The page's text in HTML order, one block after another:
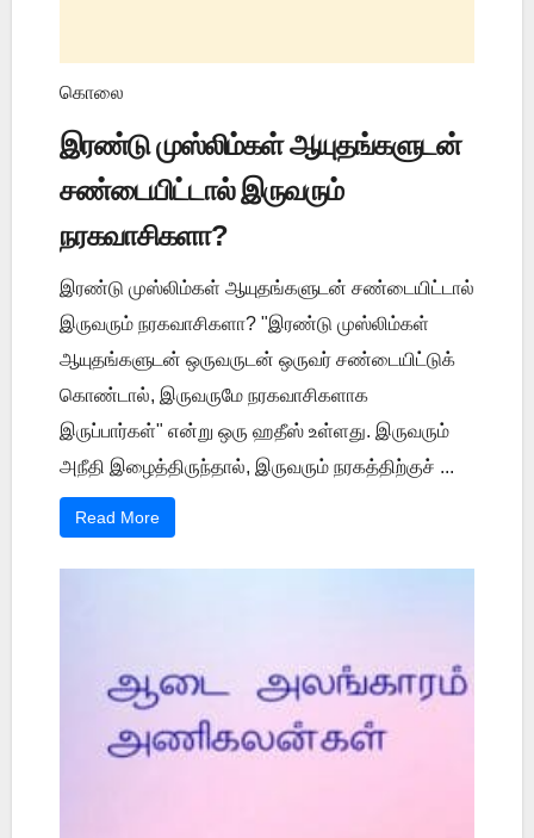
கொலை
இரண்டு முஸ்லிம்கள் ஆயுதங்களுடன்
சண்டையிட்டால் இருவரும்
நரகவாசிகளா?
இரண்டு முஸ்லிம்கள் ஆயுதங்களுடன் சண்டையிட்டால்
இருவரும் நரகவாசிகளா? "இரண்டு முஸ்லிம்கள்
ஆயுதங்களுடன் ஒருவருடன் ஒருவர் சண்டையிட்டுக்
கொண்டால், இருவருமே நரகவாசிகளாக
இருப்பார்கள்" என்று ஒரு ஹதீஸ் உள்ளது. இருவரும்
அநீதி இழைத்திருந்தால், இருவரும் நரகத்திற்குச் ...
Read More